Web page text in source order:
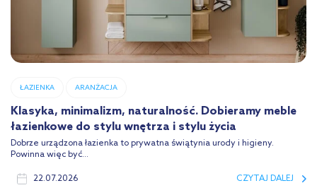
ŁAZIENKA ARANŻACJA
Klasyka, minimalizm, naturalność. Dobieramy meble
łazienkowe do stylu wnętrza i stylu życia
Dobrze urządzona łazienka to prywatna świątynia urody i higieny.
Powinna więc być...
22.07.2026 CZYTAJ DALEJ